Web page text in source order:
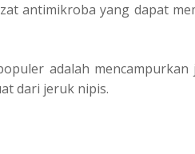
antimikroba yang dapat
adalah
dari jeruk nipis.